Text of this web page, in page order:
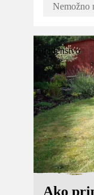
Nemožno
Poradenstvo
Ako